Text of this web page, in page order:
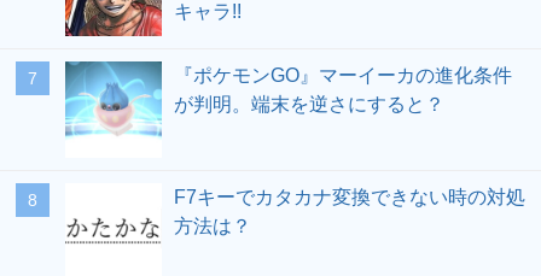
キャラ!!
『ポケモンGO』マーイーカの進化条件
が判明。端末を逆さにすると？
F7キーでカタカナ変換できない時の対処
方法は？